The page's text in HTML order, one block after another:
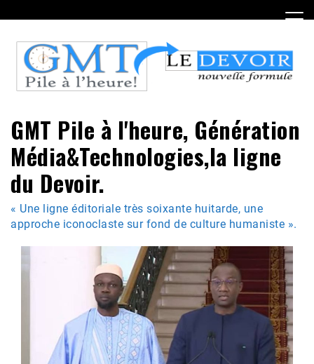
to
content
GMT Pile à l'heure, Génération
Média&Technologies,la ligne
du Devoir.
« Une ligne éditoriale très soixante huitarde, une
approche iconoclaste sur fond de culture humaniste ».